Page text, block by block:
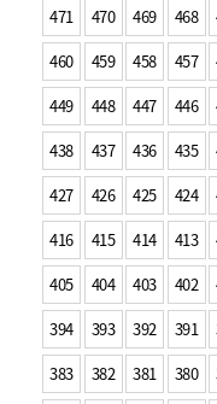
471
470 469 468
460
459 458 457
449
448 447 446
438
437 436 435
427
426 425 424
416
415 414 413
405
404 403 402
394
393 392 391
383
382 381 380